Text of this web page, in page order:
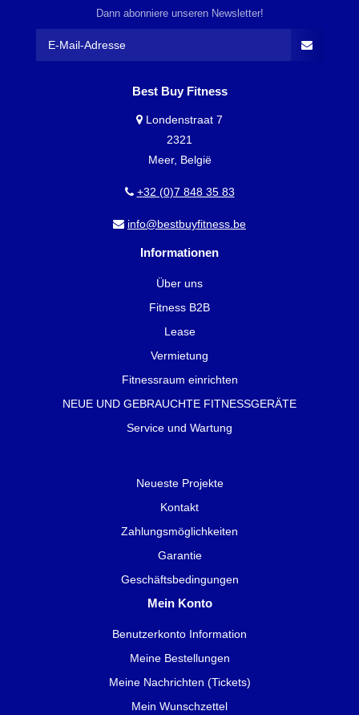
Dann abonniere unseren Newsletter!
Best Buy Fitness
Londenstraat 7
2321
Meer, België
+32 (0)7 848 35 83
info@bestbuyfitness.be
Informationen
Über uns
Fitness B2B
Lease
Vermietung
Fitnessraum einrichten
NEUE UND GEBRAUCHTE FITNESSGERÄTE
Service und Wartung
Neueste Projekte
Kontakt
Zahlungsmöglichkeiten
Garantie
Geschäftsbedingungen
Mein Konto
Benutzerkonto Information
Meine Bestellungen
Meine Nachrichten (Tickets)
Mein Wunschzettel